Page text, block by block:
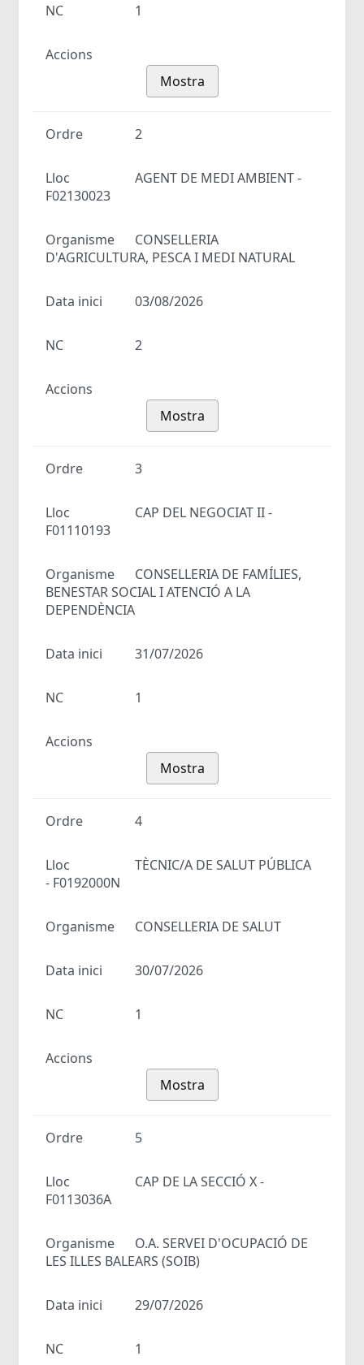
NC 1
Accions
Mostra
Ordre 2
Lloc
AGENT DE MEDI AMBIENT -
F02130023
Organisme
CONSELLERIA
D'AGRICULTURA, PESCA I MEDI NATURAL
Data inici 03/08/2026
NC 2
Accions
Mostra
Ordre 3
Lloc
CAP DEL NEGOCIAT II -
F01110193
Organisme
CONSELLERIA DE FAMÍLIES,
BENESTAR SOCIAL I ATENCIÓ A LA
DEPENDÈNCIA
Data inici 31/07/2026
NC 1
Accions
Mostra
Ordre 4
Lloc
TÈCNIC/A DE SALUT PÚBLICA
- F0192000N
Organisme CONSELLERIA DE SALUT
Data inici 30/07/2026
NC 1
Accions
Mostra
Ordre 5
Lloc
CAP DE LA SECCIÓ X -
F0113036A
Organisme
O.A. SERVEI D'OCUPACIÓ DE
LES ILLES BALEARS (SOIB)
Data inici 29/07/2026
NC 1